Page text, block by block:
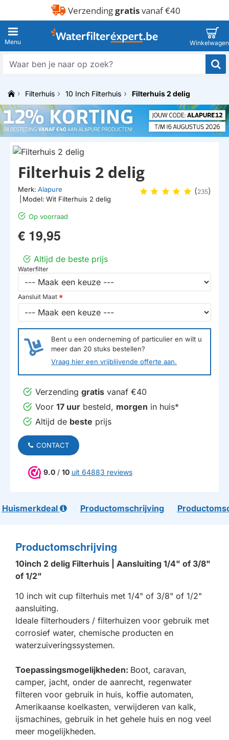
Verzendinggratisvanaf €40
Waar
naar
op
zoek?
o
m
e
Filterhuis 10 Inch Filterhuis Filterhuis 2 delig
Op voorraad
Filterhuis 2 delig
Merk: Alapure
Model: Wit Filterhuis 2 delig
(235)
€ 19,95
Altijd de beste prijs
Bent u een onderneming of particulier en wilt u
meer dan 20 stuks bestellen?
Vraag hier een vrijblijvende offerte aan.
Waterfilter
Aansluit Maat
Verzending gratis vanaf €40
Voor 17 uur besteld, morgen in huis*
Altijd de beste prijs
CONTACT
9.0 / 10 uit 64883 reviews
Huismerkdeal Productomschrijving
Productomschrijving
10inch 2 delig Filterhuis | Aansluiting 1/4" of 3/8"
of 1/2"
10 inch wit cup filterhuis met 1/4" of 3/8" of 1/2"
aansluiting.
Ideale filterhouders / filterhuizen voor gebruik met
corrosief water, chemische producten en
waterzuiveringssystemen.
Toepassingsmogelijkheden: Boot, caravan,
camper, jacht, onder de aanrecht, regenwater
filteren voor gebruik in huis, koffie automaten,
Amerikaanse koelkasten, verwijderen van kalk,
ijsmachines, gebruik in het gehele huis en nog veel
meer mogelijkheden.